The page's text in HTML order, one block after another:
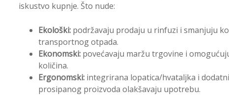
iskustvo kupnje. Što nude:
Ekološki: podržavaju prodaju u rinfuzi i smanjuju
transportnog otpada.
Ekonomski: povećavaju maržu trgovine i
količina.
Ergonomski: integrirana lopatica/hvataljka i
prosipanog proizvoda olakšavaju upotrebu.